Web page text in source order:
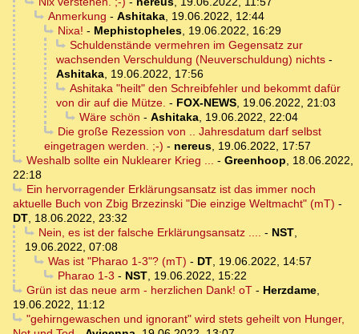
Anmerkung - Ashitaka, 19.06.2022, 12:44
Nixa! - Mephistopheles, 19.06.2022, 16:29
Schuldenstände vermehren im Gegensatz zur
wachsenden Verschuldung (Neuverschuldung) nichts -
Ashitaka, 19.06.2022, 17:56
Ashitaka "heilt" den Schreibfehler und bekommt dafür
von dir auf die Mütze. - FOX-NEWS, 19.06.2022, 21:03
Wäre schön - Ashitaka, 19.06.2022, 22:04
Die große Rezession von .. Jahresdatum darf selbst
eingetragen werden. ;-) - nereus, 19.06.2022, 17:57
Weshalb sollte ein Nuklearer Krieg ... - Greenhoop, 18.06.2022,
22:18
Ein hervorragender Erklärungsansatz ist das immer noch
aktuelle Buch von Zbig Brzezinski "Die einzige Weltmacht" (mT) -
DT, 18.06.2022, 23:32
Nein, es ist der falsche Erklärungsansatz .... - NST,
19.06.2022, 07:08
Was ist "Pharao 1-3"? (mT) - DT, 19.06.2022, 14:57
Pharao 1-3 - NST, 19.06.2022, 15:22
Grün ist das neue arm - herzlichen Dank! oT- Herzdame,
19.06.2022, 11:12
"gehirngewaschen und ignorant" wird stets geheilt von Hunger,